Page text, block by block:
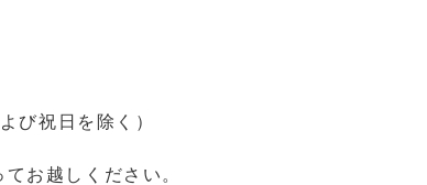
び祝日を除く）
お越しください。